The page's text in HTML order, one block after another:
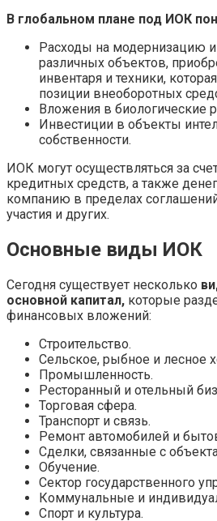
В глобальном плане под ИОК
Расходы на модернизацию
различных объектов,
инвентаря и техники,
позиции внеоборотных
Вложения в биологические
Инвестиции в объекты
собственности.
ИОК могут осуществляться за
кредитных средств, а также
компанию в пределах
участия и других.
Основные виды ИОК
Сегодня существует несколько
основной капитал, которые
финансовых вложений:
Строительство.
Сельское, рыбное и лесное
Промышленность.
Ресторанный и отельный
Торговая сфера.
Транспорт и связь.
Ремонт автомобилей и
Сделки, связанные с
Обучение.
Сектор государственного
Коммунальные и
Спорт и культура.